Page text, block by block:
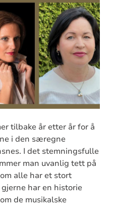
tilbake år etter år for å
i den særegne
I det stemningsfulle
man uvanlig tett på
alle har et stort
har en historie
de musikalske